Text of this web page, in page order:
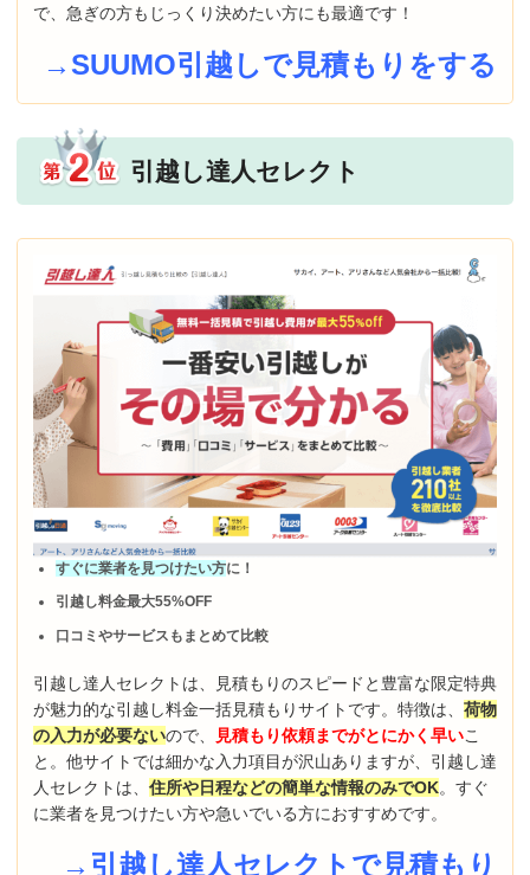
で、急ぎの方もじっくり決めたい方にも最適です！
→SUUMO引越しで見積もりをする
引越し達人セレクト
すぐに業者を見つけたい方に！
引越し料金最大55%OFF
口コミやサービスもまとめて比較
引越し達人セレクトは、見積もりのスピードと豊富な限定特典
が魅力的な引越し料金一括見積もりサイトです。特徴は、 荷物
の入力が必要ないので、 見積もり依頼までがとにかく早いこ
と。他サイトでは細かな入力項目が沢山ありますが、引越し達
人セレクトは、 住所や日程などの簡単な情報のみでOK。すぐ
に業者を見つけたい方や急いでいる方におすすめです。
→引越し達人セレクトで見積もり